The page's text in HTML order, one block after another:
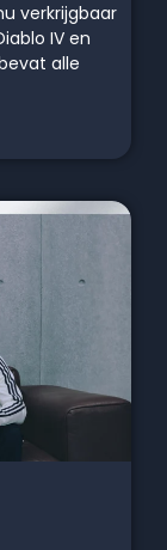
verkrijgbaar
IV en
alle